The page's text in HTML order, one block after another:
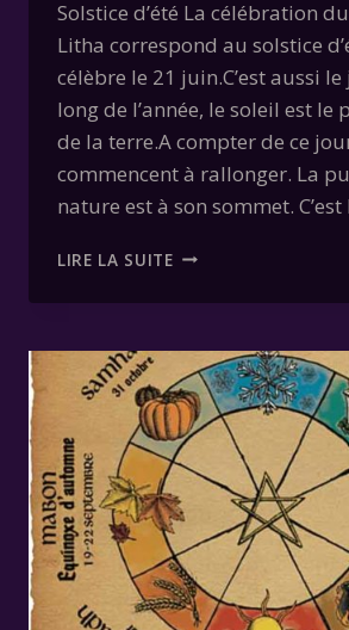
Solstice d’été La célébration
Litha correspond au solstice
célèbre le 21 juin.C’est aussi
long de l’année, le soleil est le
de la terre.A compter de ce
commencent à rallonger. La
nature est à son sommet.
LIRE LA SUITELITHA
JUIN